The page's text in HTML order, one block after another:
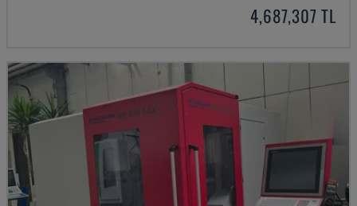
4,687,307 TL